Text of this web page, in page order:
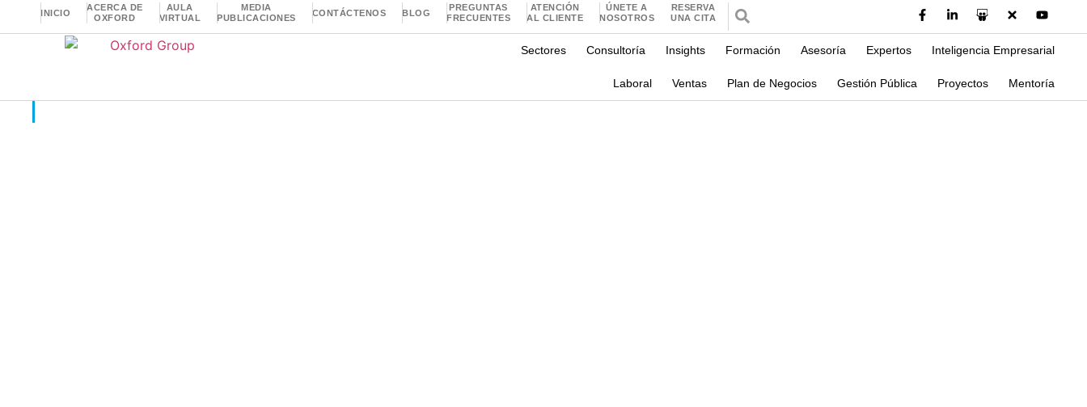
INICIO
ACERCA DE
OXFORD
AULA
VIRTUAL
MEDIA
PUBLICACIONES
CONTÁCTENOS BLOG
PREGUNTAS
FRECUENTES
ATENCIÓN
AL CLIENTE
ÚNETE A
NOSOTROS
RESERVA
UNA CITA
Sectores Consultoría Insights Formación Asesoría Expertos Inteligencia Empresarial
Laboral Ventas Plan de Negocios Gestión Pública Proyectos Mentoría